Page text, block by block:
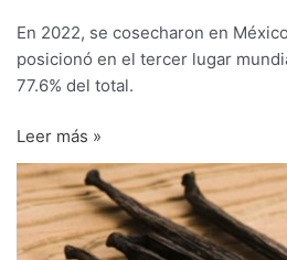
En 2022, se cosecharon en
posicionó en el tercer lugar
77.6% del total.
Leer más »
Vainilla:
investigación
permitiría
inicio